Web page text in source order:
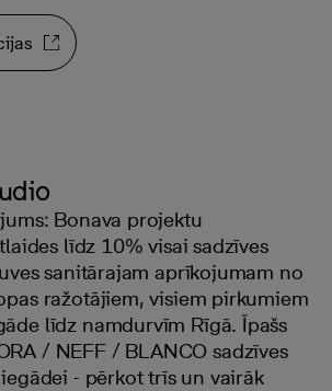
Bonava projektu
līdz 10% visai sadzīves
sanitārajam aprīkojumam no
ražotājiem, visiem pirkumiem
līdz namdurvīm Rīgā. Īpašs
/ NEFF / BLANCO sadzīves
- pērkot trīs un vairāk